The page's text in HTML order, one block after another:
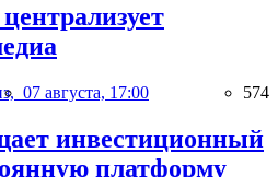
07 августа, 17:00 574
инвестиционный
платформу